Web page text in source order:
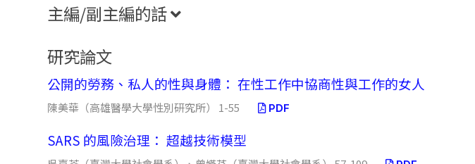
主編/副主編的話
研究論文
公開的勞務、私人的性與身體： 在性工作中協商性與工作的女人
陳美華（高雄醫學大學性別研究所） 1-55 PDF
SARS 的風險治理： 超越技術模型